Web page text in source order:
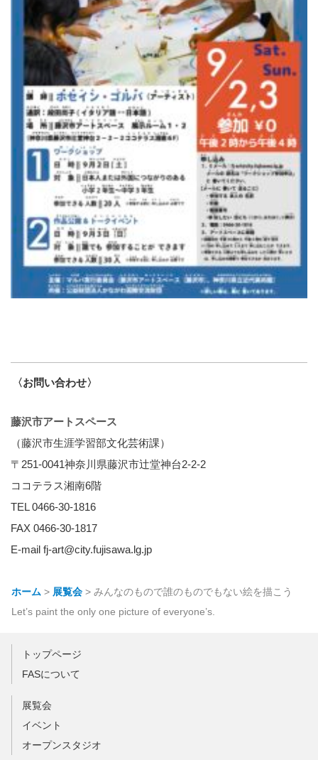
〈お問い合わせ〉
藤沢市アートスペース
（藤沢市生涯学習部文化芸術課）
〒251-0041神奈川県藤沢市辻堂神台2-2-2
ココテラス湘南6階
TEL 0466-30-1816
FAX 0466-30-1817
E-mail fj-art@city.fujisawa.lg.jp
ホーム > 展覧会 > みんなのもので誰のものでもない絵を描こう
Let’s paint the only one picture of everyone’s.
トップページ
FASについて
展覧会
イベント
オープンスタジオ